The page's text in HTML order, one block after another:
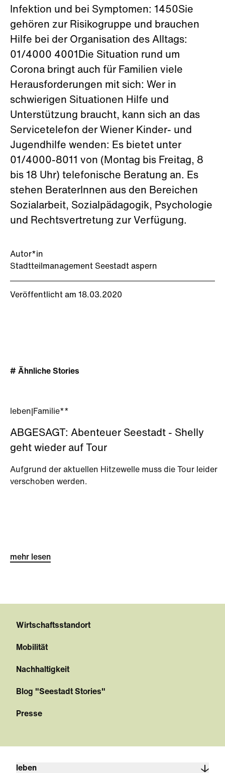
Autor*in
Stadtteilmanagement Seestadt aspern
Veröffentlicht am 18.03.2020
Infektion und bei Symptomen: 1450Sie
gehören zur Risikogruppe und brauchen
Hilfe bei der Organisation des Alltags:
01/4000 4001Die Situation rund um
Corona bringt auch für Familien viele
Herausforderungen mit sich: Wer in
schwierigen Situationen Hilfe und
Unterstützung braucht, kann sich an das
Servicetelefon der Wiener Kinder- und
Jugendhilfe wenden: Es bietet unter
01/4000-8011 von (Montag bis Freitag, 8
bis 18 Uhr) telefonische Beratung an. Es
stehen BeraterInnen aus den Bereichen
Sozialarbeit, Sozialpädagogik, Psychologie
und Rechtsvertretung zur Verfügung.
# Ähnliche Stories
leben Familie**
ABGESAGT: Abenteuer Seestadt - Shelly
geht wieder auf Tour
Aufgrund der aktuellen Hitzewelle muss die Tour leider
verschoben werden.
mehr lesen
Wirtschaftsstandort
Mobilität
Nachhaltigkeit
Blog "Seestadt Stories"
Presse
leben